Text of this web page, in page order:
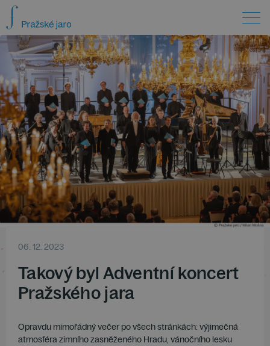
06. 12. 2023
Takový byl Adventní koncert
Pražského jara
Opravdu mimořádný večer po všech stránkách: výjimečná
atmosféra zimního zasněženého Hradu, vánočního lesku